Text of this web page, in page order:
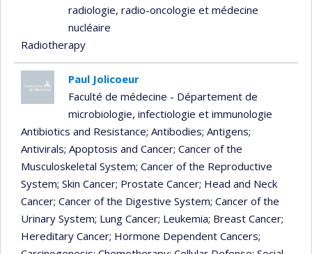
radiologie, radio-oncologie et médecine
nucléaire
Radiotherapy
Paul Jolicoeur
Faculté de médecine - Département de
microbiologie, infectiologie et immunologie
Antibiotics and Resistance; Antibodies; Antigens;
Antivirals; Apoptosis and Cancer; Cancer of the
Musculoskeletal System; Cancer of the Reproductive
System; Skin Cancer; Prostate Cancer; Head and Neck
Cancer; Cancer of the Digestive System; Cancer of the
Urinary System; Lung Cancer; Leukemia; Breast Cancer;
Hereditary Cancer; Hormone Dependent Cancers;